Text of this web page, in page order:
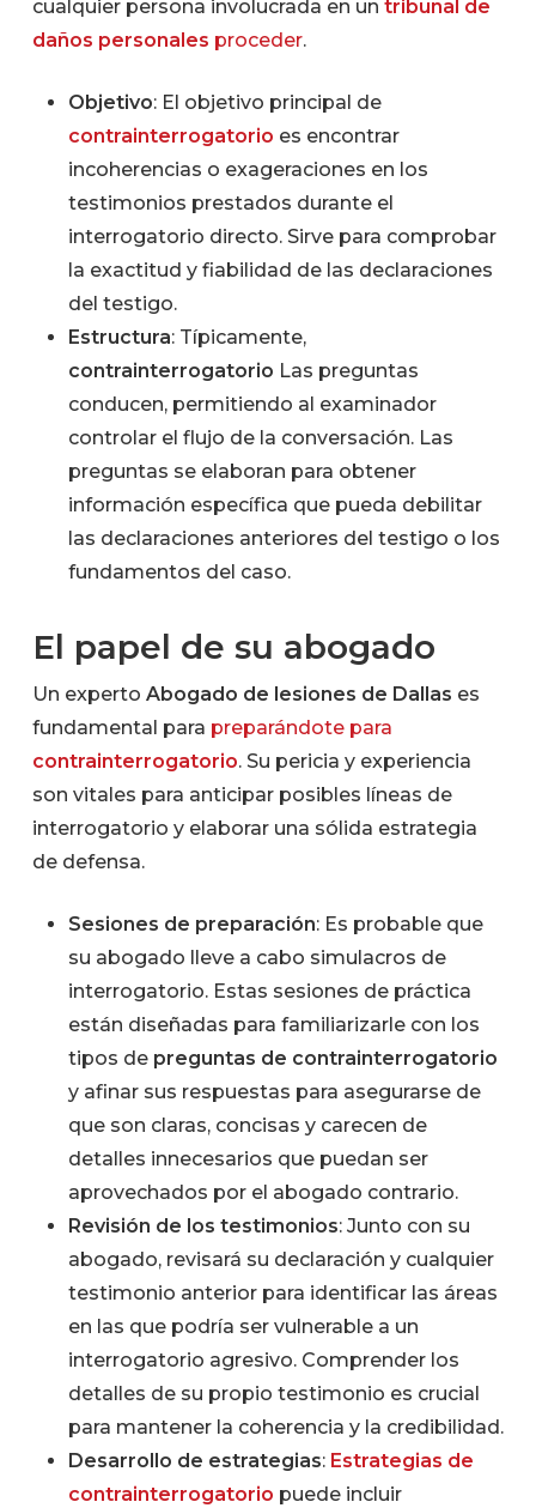
cualquier persona involucrada en un tribunal de
daños personales proceder.
Objetivo: El objetivo principal de
contrainterrogatorio es encontrar
incoherencias o exageraciones en los
testimonios prestados durante el
interrogatorio directo. Sirve para comprobar
la exactitud y fiabilidad de las declaraciones
del testigo.
Estructura: Típicamente,
contrainterrogatorio Las preguntas
conducen, permitiendo al examinador
controlar el flujo de la conversación. Las
preguntas se elaboran para obtener
información específica que pueda debilitar
las declaraciones anteriores del testigo o los
fundamentos del caso.
El papel de su abogado
Un experto Abogado de lesiones de Dallas es
fundamental para preparándote para
contrainterrogatorio. Su pericia y experiencia
son vitales para anticipar posibles líneas de
interrogatorio y elaborar una sólida estrategia
de defensa.
Sesiones de preparación: Es probable que
su abogado lleve a cabo simulacros de
interrogatorio. Estas sesiones de práctica
están diseñadas para familiarizarle con los
tipos de preguntas de contrainterrogatorio
y afinar sus respuestas para asegurarse de
que son claras, concisas y carecen de
detalles innecesarios que puedan ser
aprovechados por el abogado contrario.
Revisión de los testimonios: Junto con su
abogado, revisará su declaración y cualquier
testimonio anterior para identificar las áreas
en las que podría ser vulnerable a un
interrogatorio agresivo. Comprender los
detalles de su propio testimonio es crucial
para mantener la coherencia y la credibilidad.
Desarrollo de estrategias: Estrategias de
contrainterrogatorio puede incluir